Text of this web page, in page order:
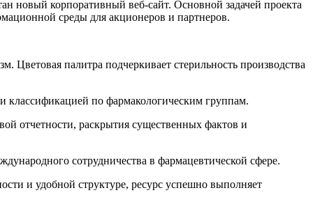
новый корпоративный веб-сайт. Основной задачей проекта
среды для акционеров и партнеров.
палитра подчеркивает стерильность производства
по фармакологическим группам.
отчетности, раскрытия существенных фактов и
сотрудничества в фармацевтической сфере.
и удобной структуре, ресурс успешно выполняет